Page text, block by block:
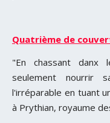
Quatrième de
"En chassant danx
seulement nourrir
l'irréparable en tuant
à Prythian, royaume